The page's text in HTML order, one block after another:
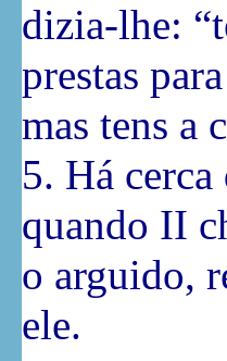
dizia-lhe:
prestas
mas tens a
5. Há
quando II
o arguido,
ele.